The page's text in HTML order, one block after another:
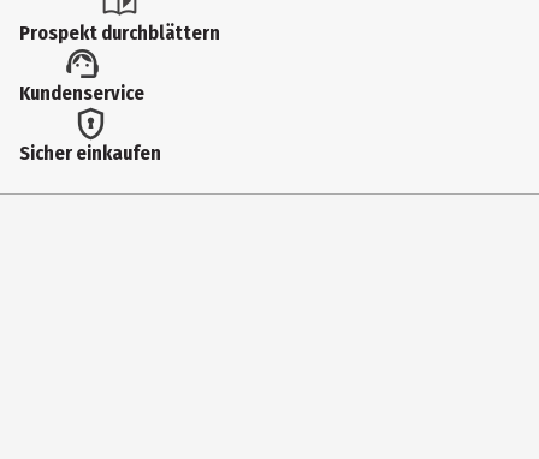
Prospekt durchblättern
Kundenservice
Sicher einkaufen